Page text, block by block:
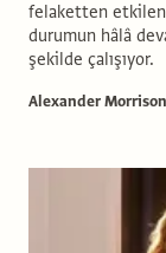
felaketten
durumun hâlâ
şekilde çalışıyor.
Alexander Morrison